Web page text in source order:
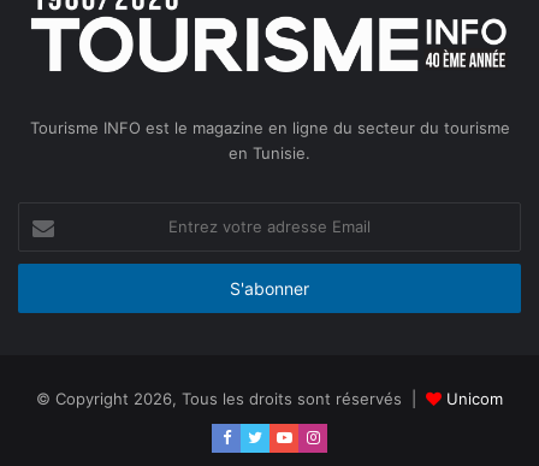
Tourisme INFO est le magazine en ligne du secteur du tourisme
en Tunisie.
votre
adresse
© Copyright 2026, Tous les droits sont réservés |
Unicom
Facebook
TwitterYouTubeInstagram